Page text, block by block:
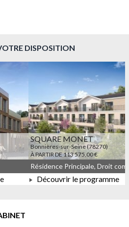
DISPOSITION
€
SQUARE MONET
Bonnières-sur-Seine (78270)
À PARTIR DE 113 575,00 €
Découvrir le programme